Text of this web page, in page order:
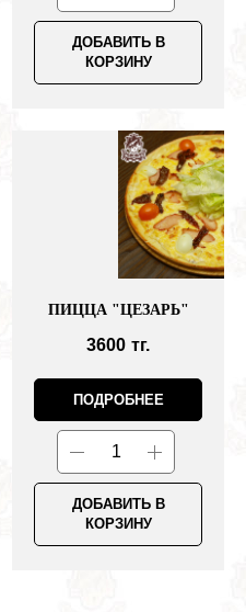
ДОБАВИТЬ В
КОРЗИНУ
ПИЦЦА "ЦЕЗАРЬ"
3600 тг.
ПОДРОБНЕЕ
ДОБАВИТЬ В
КОРЗИНУ